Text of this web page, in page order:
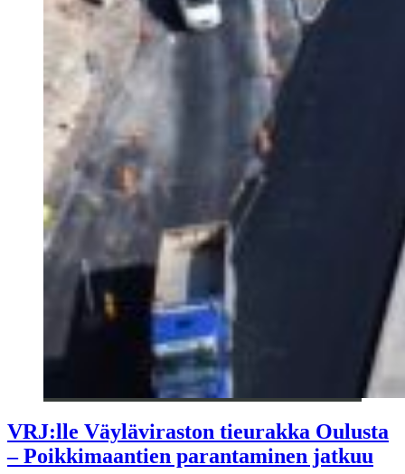
VRJ:lle Väyläviraston tieurakka Oulusta
– Poikkimaantien parantaminen jatkuu